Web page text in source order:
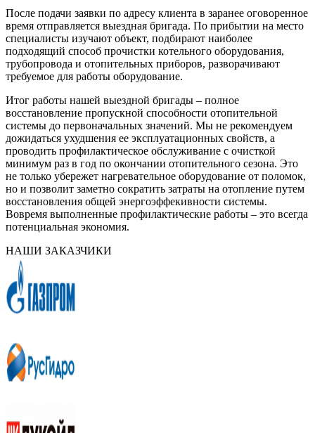
После подачи заявки по адресу клиента в заранее оговоренное
время отправляется выездная бригада. По прибытии на место
специалисты изучают объект, подбирают наиболее
подходящий способ прочистки котельного оборудования,
трубопровода и отопительных приборов, разворачивают
требуемое для работы оборудование.
Итог работы нашей выездной бригады – полное
восстановление пропускной способности отопительной
системы до первоначальных значений. Мы не рекомендуем
дожидаться ухудшения ее эксплуатационных свойств, а
проводить профилактическое обслуживание с очисткой
минимум раз в год по окончании отопительного сезона. Это
не только убережет нагревательное оборудование от поломок,
но и позволит заметно сократить затраты на отопление путем
восстановления общей энергоэффекивности системы.
Вовремя выполненные профилактические работы – это всегда
потенциальная экономия.
НАШИ ЗАКАЗЧИКИ